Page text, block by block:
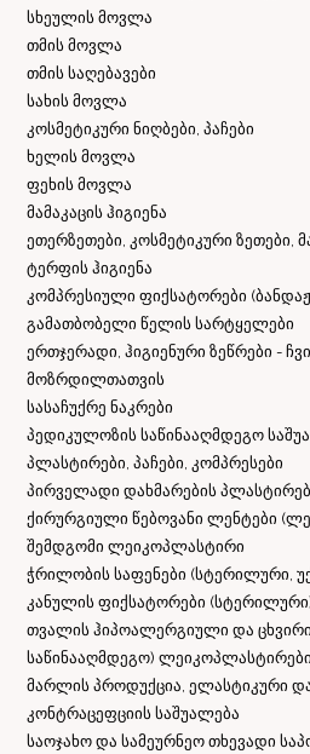
სხეულის მოვლა
თმის მოვლა
თმის საღებავები
სახის მოვლა
კოსმეტიკური ნიღბები, პაჩები
ხელის მოვლა
ფეხის მოვლა
მამაკაცის ჰიგიენა
ეთერზეთები, კოსმეტიკური ზეთები,
ტერფის ჰიგიენა
კომპრესიული ფიქსატორები
გამათბობელი წელის სარტყელები
ერთჯერადი, ჰიგიენური ზეწრები -
მოზრდილთათვის
სასაჩუქრე ნაკრები
პედიკულოზის საწინააღმდეგო
პლასტირები, პაჩები, კომპრესები
პირველადი დახმარების
ქირურგიული წებოვანი ლენტები
შემდგომი ლეიკოპლასტირი
ჭრილობის საფენები (სტერილური,
კანულის ფიქსატორები
თვალის ჰიპოალერგიული და
საწინააღმდეგო) ლეიკოპლასტირები
მარლის პროდუქცია, ელასტიკური და
კონტრაცეფციის საშუალება
საოჯახო და სამეურნეო თხევადი